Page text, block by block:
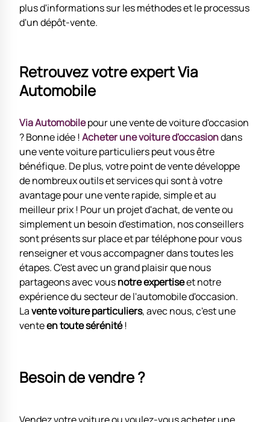
plus d'informations sur les méthodes et le processus
d'un dépôt-vente.
Retrouvez votre expert Via
Automobile
Via Automobilepour une vente de voiture d'occasion
? Bonne idée !Acheter une voiture d'occasiondans
une vente voiture particuliers peut vous être
bénéfique. De plus, votre point de vente développe
de nombreux outils et services qui sont à votre
avantage pour une vente rapide, simple et au
meilleur prix ! Pour un projet d'achat, de vente ou
simplement un besoin d'estimation, nos conseillers
sont présents sur place et par téléphone pour vous
renseigner et vous accompagner dans toutes les
étapes. C'est avec un grand plaisir que nous
partageons avec vousnotre expertiseet notre
expérience du secteur de l'automobile d'occasion.
Lavente voiture particuliers, avec nous, c'est une
venteen toute sérénité!
Besoin de vendre ?